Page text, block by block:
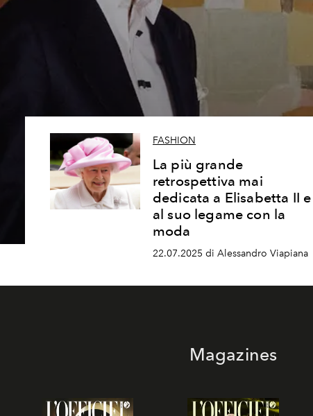
FASHION
La più grande
retrospettiva mai
dedicata a Elisabetta II e
al suo legame con la
moda
22.07.2025 di Alessandro Viapiana
Magazines